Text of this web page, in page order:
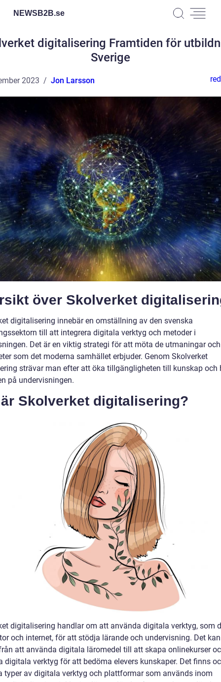
NEWSB2B.se
digitalisering Framtiden för
Sverige
2023 Jon Larsson
över Skolverket
digitalisering innebär en omställning av den svenska
till att integrera digitala verktyg och metoder i
Det är en viktig strategi för att möta de utmaningar och
som det moderna samhället erbjuder. Genom Skolverket
strävar man efter att öka tillgängligheten till kunskap och
på undervisningen.
är Skolverket digitalisering?
digitalisering handlar om att använda digitala verktyg, som
och internet, för att stödja lärande och undervisning. Det
att använda digitala läromedel till att skapa onlinekurser
digitala verktyg för att bedöma elevers kunskaper. Det finns
typer av digitala verktyg och plattformar som används inom